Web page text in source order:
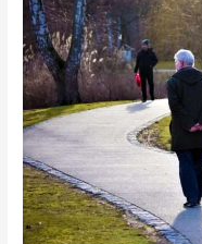
und
Langlebigkeit
verleihen